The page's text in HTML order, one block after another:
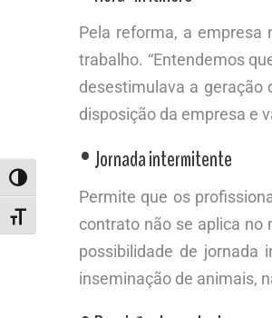
ALTERNAR ALTO CONTRASTE
ALTERNAR TAMANHO DA FONTE
Pela reforma, a
trabalho. “Entendemos
desestimulava a geração
disposição da empresa e
• Jornada intermitente
Permite que os
contrato não se aplica no
possibilidade de jornada
inseminação de animais,